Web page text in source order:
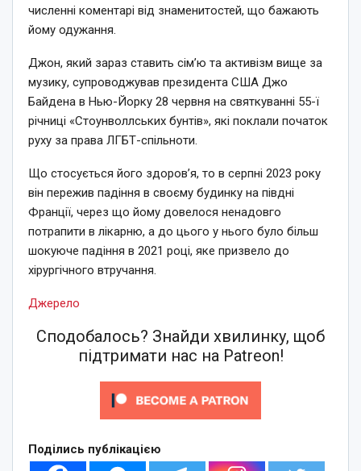
численні коментарі від знаменитостей, що бажають
йому одужання.
Джон, який зараз ставить сім’ю та активізм вище за
музику, супроводжував президента США Джо
Байдена в Нью-Йорку 28 червня на святкуванні 55-ї
річниці «Стоунволлських бунтів», які поклали початок
руху за права ЛГБТ-спільноти.
Що стосується його здоров’я, то в серпні 2023 року
він пережив падіння в своєму будинку на півдні
Франції, через що йому довелося ненадовго
потрапити в лікарню, а до цього у нього було більш
шокуюче падіння в 2021 році, яке призвело до
хірургічного втручання.
Джерело
Сподобалось? Знайди хвилинку, щоб
підтримати нас на Patreon!
Поділись публікацією